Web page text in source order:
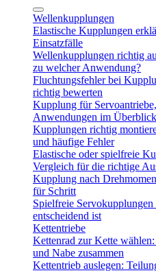
Wellenkupplungen
Elastische Kupplungen
Einsatzfälle
Wellenkupplungen richtig
zu welcher Anwendung?
Fluchtungsfehler bei
richtig bewerten
Kupplung für
Anwendungen im Überblick
Kupplungen richtig
und häufige Fehler
Elastische oder spielfreie
Vergleich für die richtige
Kupplung nach
für Schritt
Spielfreie
entscheidend ist
Kettentriebe
Kettenrad zur Kette
und Nabe zusammen
Kettentrieb auslegen: